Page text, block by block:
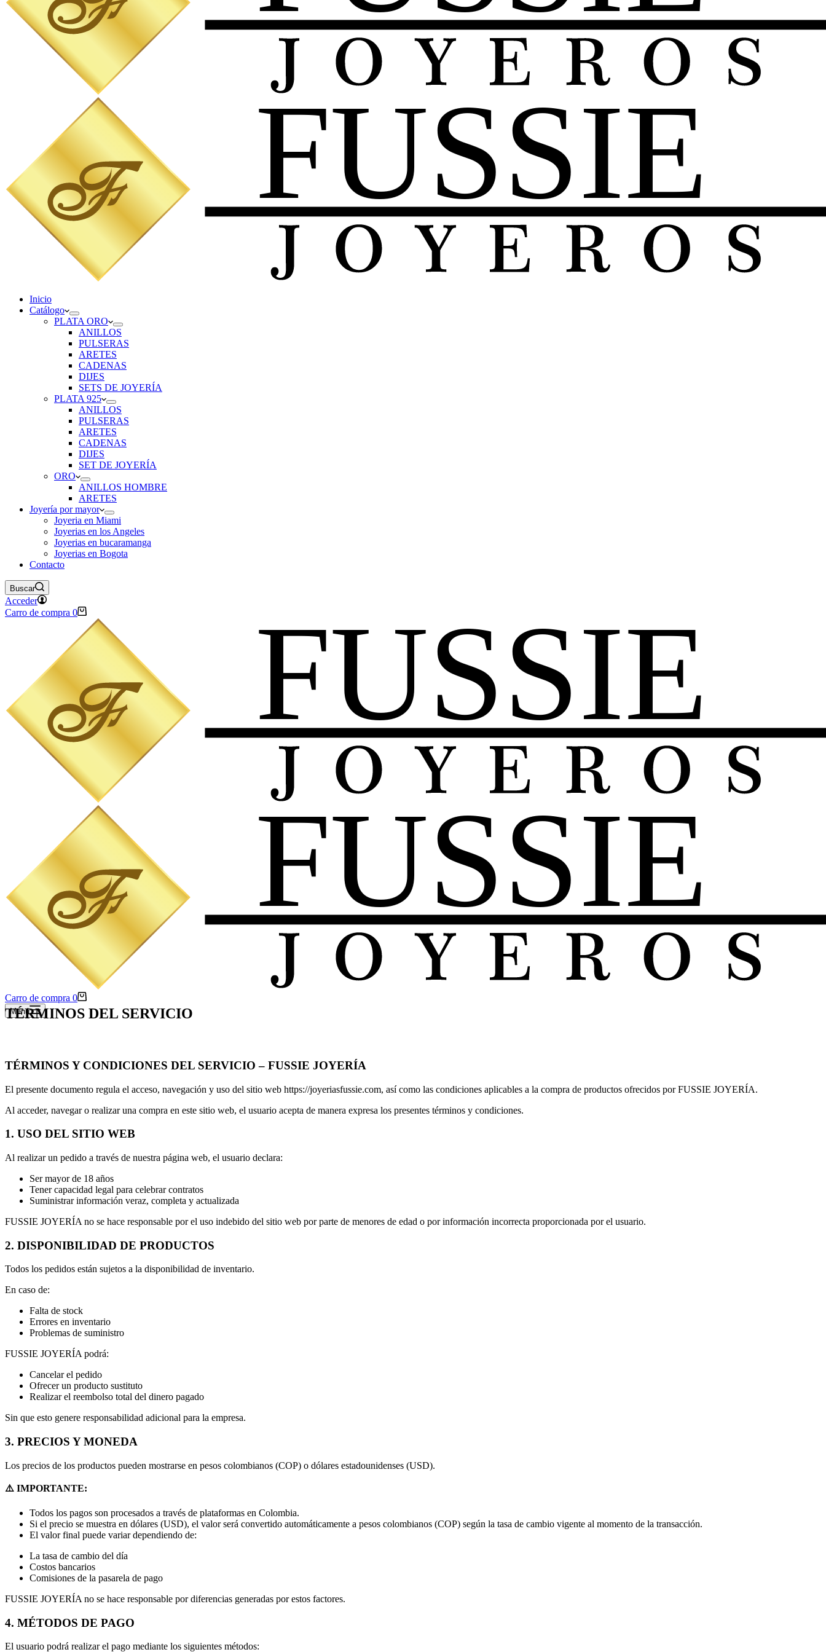
Inicio
Catálogo
PLATA ORO
ANILLOS
PULSERAS
ARETES
CADENAS
DIJES
SETS DE JOYERÍA
PLATA 925
ANILLOS
PULSERAS
ARETES
CADENAS
DIJES
SET DE JOYERÍA
ORO
ANILLOS HOMBRE
ARETES
Joyería por mayor
Joyeria en Miami
Joyerias en los Angeles
Joyerias en bucaramanga
Joyerias en Bogota
Contacto
Buscar
Acceder
Carro de compra 0
Carro de compra 0
Menú
TÉRMINOS DEL SERVICIO
TÉRMINOS Y CONDICIONES DEL SERVICIO – FUSSIE JOYERÍA
El presente documento regula el acceso, navegación y uso del sitio web https://joyeriasfussie.com, así como las condiciones aplicables a la compra de productos ofrecidos por FUSSIE JOYERÍA.
Al acceder, navegar o realizar una compra en este sitio web, el usuario acepta de manera expresa los presentes términos y condiciones.
1. USO DEL SITIO WEB
Al realizar un pedido a través de nuestra página web, el usuario declara:
Ser mayor de 18 años
Tener capacidad legal para celebrar contratos
Suministrar información veraz, completa y actualizada
FUSSIE JOYERÍA no se hace responsable por el uso indebido del sitio web por parte de menores de edad o por información incorrecta proporcionada por el usuario.
2. DISPONIBILIDAD DE PRODUCTOS
Todos los pedidos están sujetos a la disponibilidad de inventario.
En caso de:
Falta de stock
Errores en inventario
Problemas de suministro
FUSSIE JOYERÍA podrá:
Cancelar el pedido
Ofrecer un producto sustituto
Realizar el reembolso total del dinero pagado
Sin que esto genere responsabilidad adicional para la empresa.
3. PRECIOS Y MONEDA
Los precios de los productos pueden mostrarse en pesos colombianos (COP) o dólares estadounidenses (USD).
⚠️ IMPORTANTE:
Todos los pagos son procesados a través de plataformas en Colombia.
Si el precio se muestra en dólares (USD), el valor será convertido automáticamente a pesos colombianos (COP) según la tasa de cambio vigente al momento de la transacción.
El valor final puede variar dependiendo de:
La tasa de cambio del día
Costos bancarios
Comisiones de la pasarela de pago
FUSSIE JOYERÍA no se hace responsable por diferencias generadas por estos factores.
4. MÉTODOS DE PAGO
El usuario podrá realizar el pago mediante los siguientes métodos: